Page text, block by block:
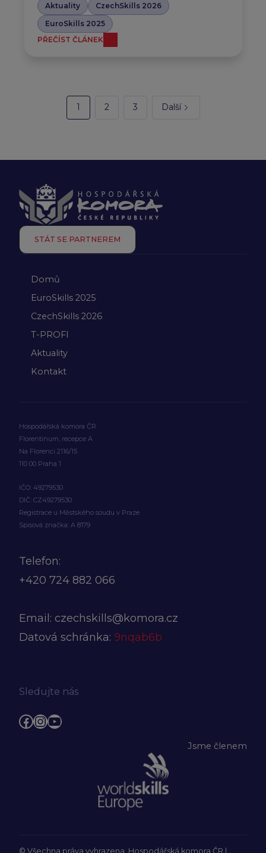
Aktuality
CzechSkills 2026
EuroSkills 2025
PŘEČÍST ČLÁNEK
1 2 3 Další
STÁT SE PARTNEREM
Domů
EuroSkills 2025
CzechSkills 2026
T-PROFI
Aktuality
Kontakt
Hospodářská komora ČR
Florentinum, recepce A
Na Florenci 2116/15
110 00 Praha 1
IČO: 49279530
DIČ: CZ49279530
Registrace u Městského soudu v Praze
Spisová značka: A 8179
Telefon:
+420 724 882 066
Email: czechskills@komora.cz
Datová schránka: 9nqab6b
Sledujte nás
Facebook
Instagram
YouTube
Jsme členem
© Všechna práva vyhrazena, Hospodářská komora ČR |